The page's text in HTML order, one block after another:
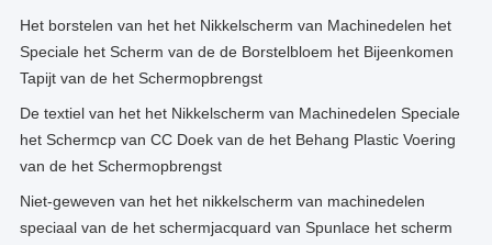
Het borstelen van het het Nikkelscherm van Machinedelen het
Speciale het Scherm van de de Borstelbloem het Bijeenkomen
Tapijt van de het Schermopbrengst
De textiel van het het Nikkelscherm van Machinedelen Speciale
het Schermcp van CC Doek van de het Behang Plastic Voering
van de het Schermopbrengst
Niet-geweven van het het nikkelscherm van machinedelen
speciaal van de het schermjacquard van Spunlace het scherm